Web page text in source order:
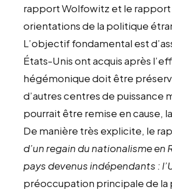
rapport Wolfowitz et le rapport
orientations de la politique
L’objectif fondamental est
États-Unis ont acquis après
hégémonique doit être
d’autres centres de puissance
pourrait être remise en cause,
De manière très explicite, le
d’un regain du nationalisme en
pays devenus indépendants :
préoccupation principale de